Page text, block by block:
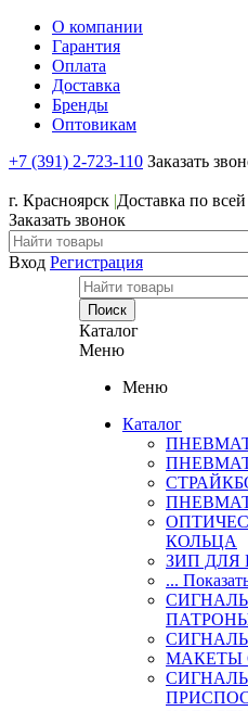
О компании
Гарантия
Оплата
Доставка
Бренды
Оптовикам
+7 (391) 2-723-110 Заказать
г. Красноярск |Доставка по
Заказать звонок
Вход Регистрация
Каталог
Меню
Меню
Каталог
КОЛЬЦА
ЗИП ДЛЯ
...
МАКЕТЫ